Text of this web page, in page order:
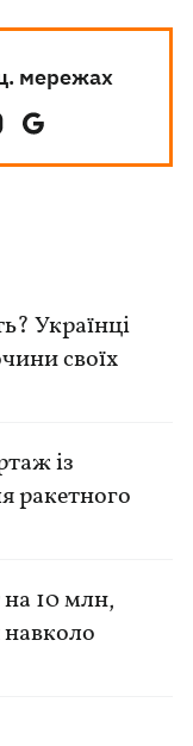
мережах
Українці
своїх
із
ракетного
10 млн,